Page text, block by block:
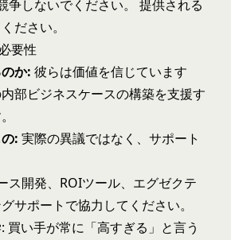
争しないでください。 提供される
ださい。
要性
か: 彼らは価値を信じています
部ビジネスケースの構築を支援す
: 実際の異議ではなく、サポート
ス開発、ROIツール、エグゼクテ
サポートで協力してください。
買い手が常に「高すぎる」と言う